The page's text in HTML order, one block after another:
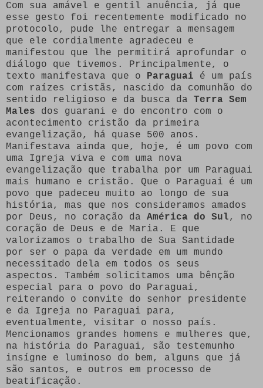
Com sua amável e gentil anuência, já que
esse gesto foi recentemente modificado no
protocolo, pude lhe entregar a mensagem
que ele cordialmente agradeceu e
manifestou que lhe permitirá aprofundar o
diálogo que tivemos. Principalmente, o
texto manifestava que o Paraguai é um país
com raízes cristãs, nascido da comunhão do
sentido religioso e da busca da Terra Sem
Males dos guarani e do encontro com o
acontecimento cristão da primeira
evangelização, há quase 500 anos.
Manifestava ainda que, hoje, é um povo com
uma Igreja viva e com uma nova
evangelização que trabalha por um Paraguai
mais humano e cristão. Que o Paraguai é um
povo que padeceu muito ao longo de sua
história, mas que nos consideramos amados
por Deus, no coração da América do Sul, no
coração de Deus e de Maria. E que
valorizamos o trabalho de Sua Santidade
por ser o papa da verdade em um mundo
necessitado dela em todos os seus
aspectos. Também solicitamos uma bênção
especial para o povo do Paraguai,
reiterando o convite do senhor presidente
e da Igreja no Paraguai para,
eventualmente, visitar o nosso país.
Mencionamos grandes homens e mulheres que,
na história do Paraguai, são testemunho
insígne e luminoso do bem, alguns que já
são santos, e outros em processo de
beatificação.